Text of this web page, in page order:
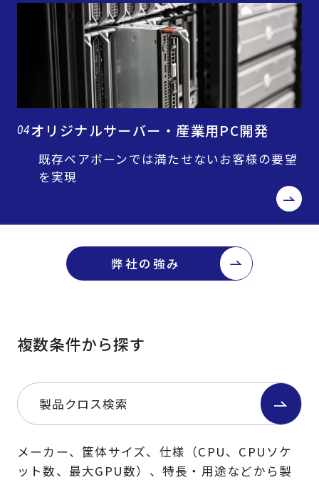
04オリジナルサーバー・産業用PC開発
既存ベアボーンでは満たせないお客様の要望
を実現
弊社の強み
複数条件から探す
製品クロス検索
メーカー、筐体サイズ、仕様（CPU、CPUソケ
ット数、最大GPU数）、特長・用途などから製